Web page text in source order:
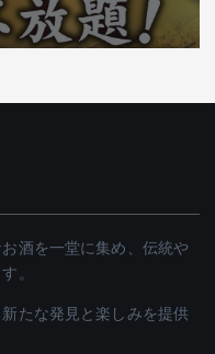
酒を一堂に集め、伝統や
。
たな発見と楽しみを提供